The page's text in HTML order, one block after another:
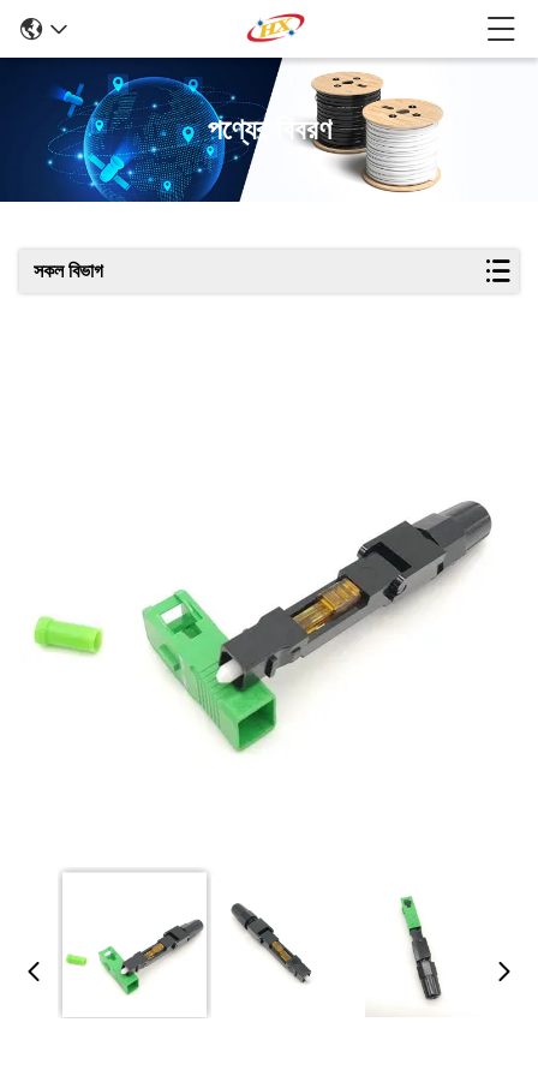
পণ্যের বিবরণ
সকল বিভাগ